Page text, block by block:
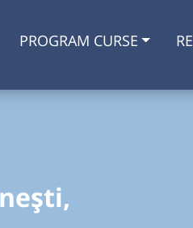
PROGRAM CURSE